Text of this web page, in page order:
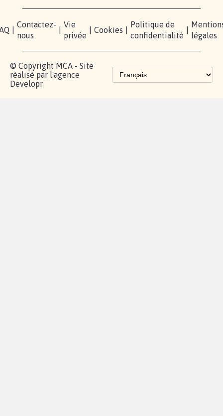
Contactez-
nous
Vie
privée
Cookies
Politique de
confidentialité
légales
© Copyright MCA - Site
réalisé par l'agence
Developr